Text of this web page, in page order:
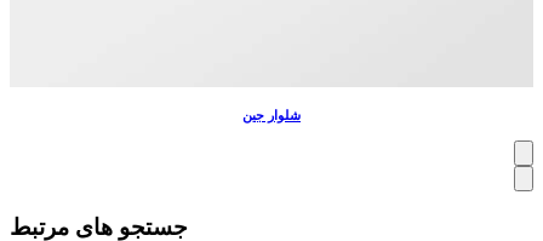
شلوار جین
جستجو های مرتبط